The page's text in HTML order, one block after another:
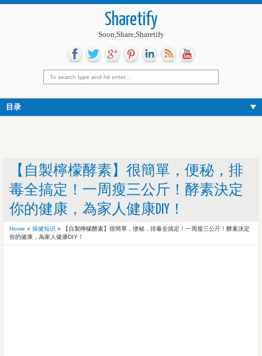
Sharetify
Soon,Share,Sharetify
目录
【自製檸檬酵素】很簡單，便秘，排
毒全搞定！一周瘦三公斤！酵素決定
你的健康，為家人健康DIY！
Home » 保健知识 »
【自製檸檬酵素】很簡單，便秘，排毒全搞定！一周瘦三公斤！酵素決定
你的健康，為家人健康DIY！